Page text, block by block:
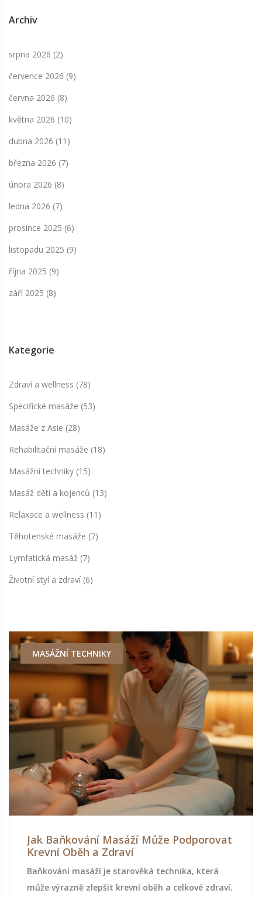
Archiv
srpna 2026 (2)
července 2026 (9)
června 2026 (8)
května 2026 (10)
dubna 2026 (11)
března 2026 (7)
února 2026 (8)
ledna 2026 (7)
prosince 2025 (6)
listopadu 2025 (9)
října 2025 (9)
září 2025 (8)
Kategorie
Zdraví a wellness (78)
Specifické masáže (53)
Masáže z Asie (28)
Rehabilitační masáže (18)
Masážní techniky (15)
Masáž dětí a kojenců (13)
Relaxace a wellness (11)
Těhotenské masáže (7)
Lymfatická masáž (7)
Životní styl a zdraví (6)
MASÁŽNÍ TECHNIKY
Jak Baňkování Masáží Může Podporovat
Krevní Oběh a Zdraví
Baňkování masáží je starověká technika, která
může výrazně zlepšit krevní oběh a celkové zdraví.